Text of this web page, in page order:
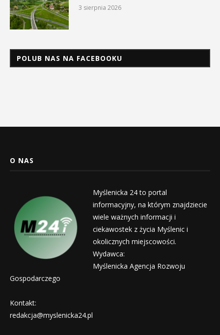
3 sierpnia 2026
POLUB NAS NA FACEBOOKU
O NAS
Myślenicka 24 to portal
informacyjny, na którym znajdziecie
wiele ważnych informacji i
ciekawostek z życia Myślenic i
okolicznych miejscowości.
Wydawca:
Myślenicka Agencja Rozwoju
Gospodarczego
Kontakt:
redakcja@myslenicka24.pl